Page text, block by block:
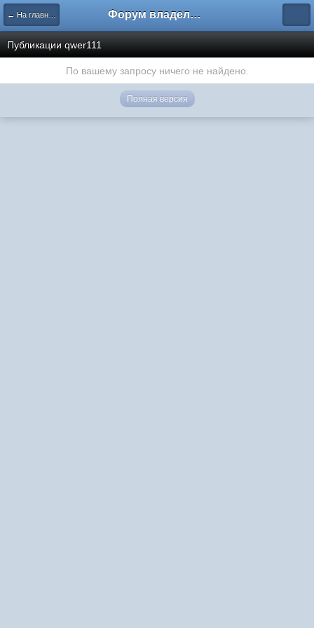
← На главную Форум владельцев интернет-магазинов
Публикации qwer111
По вашему запросу ничего не найдено.
Полная версия